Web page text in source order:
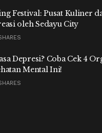
Festival: Pusat Kuliner
oleh Sedayu City
Depresi? Coba Cek 4
Mental Ini!